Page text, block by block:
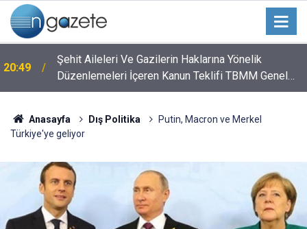
20:49
Şehit Aileleri Ve Gazilerin Haklarına Yönelik
Düzenlemeleri İçeren Kanun Teklifi TBMM Genel
Kurulunda
Anasayfa Dış Politika
Putin, Macron ve Merkel
Türkiye'ye geliyor